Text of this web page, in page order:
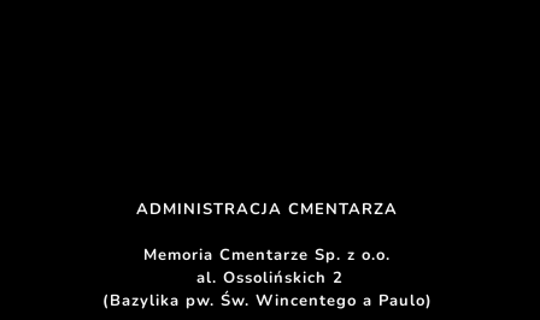
ADMINISTRACJA CMENTARZA
Memoria Cmentarze Sp. z o.o.
al. Ossolińskich 2
(Bazylika pw. Św. Wincentego a Paulo)